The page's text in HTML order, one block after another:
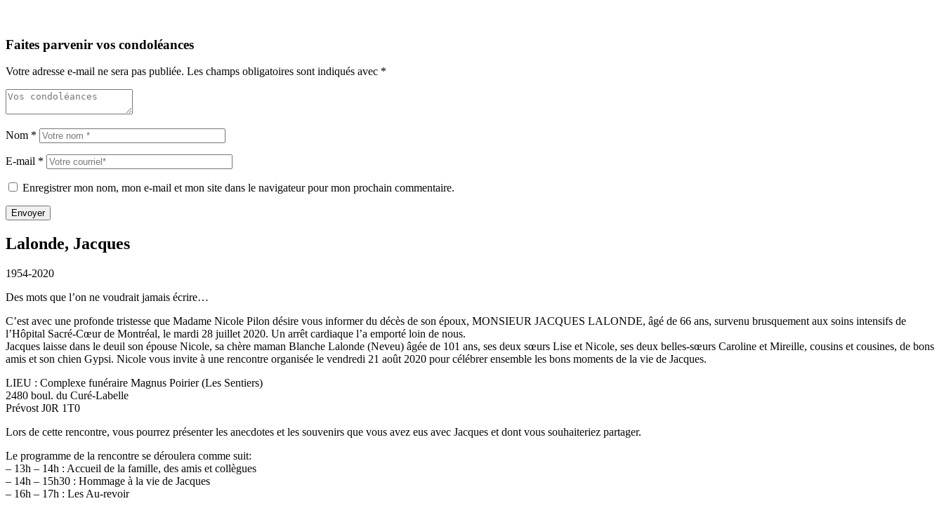
Faites parvenir vos condoléances
Votre adresse e-mail ne sera pas publiée. Les champs obligatoires sont indiqués avec *
Nom *
E-mail *
Enregistrer mon nom, mon e-mail et mon site dans le navigateur pour mon prochain commentaire.
Lalonde, Jacques
1954-2020
Des mots que l’on ne voudrait jamais écrire…
C’est avec une profonde tristesse que Madame Nicole Pilon désire vous informer du décès de son époux, MONSIEUR JACQUES LALONDE, âgé de 66 ans, survenu brusquement aux soins intensifs de
l’Hôpital Sacré-Cœur de Montréal, le mardi 28 juillet 2020. Un arrêt cardiaque l’a emporté loin de nous.
Jacques laisse dans le deuil son épouse Nicole, sa chère maman Blanche Lalonde (Neveu) âgée de 101 ans, ses deux sœurs Lise et Nicole, ses deux belles-sœurs Caroline et Mireille, cousins et cousines, de bons
amis et son chien Gypsi. Nicole vous invite à une rencontre organisée le vendredi 21 août 2020 pour célébrer ensemble les bons moments de la vie de Jacques.
LIEU : Complexe funéraire Magnus Poirier (Les Sentiers)
2480 boul. du Curé-Labelle
Prévost J0R 1T0
Lors de cette rencontre, vous pourrez présenter les anecdotes et les souvenirs que vous avez eus avec Jacques et dont vous souhaiteriez partager.
Le programme de la rencontre se déroulera comme suit:
– 13h – 14h : Accueil de la famille, des amis et collègues
– 14h – 15h30 : Hommage à la vie de Jacques
– 16h – 17h : Les Au-revoir